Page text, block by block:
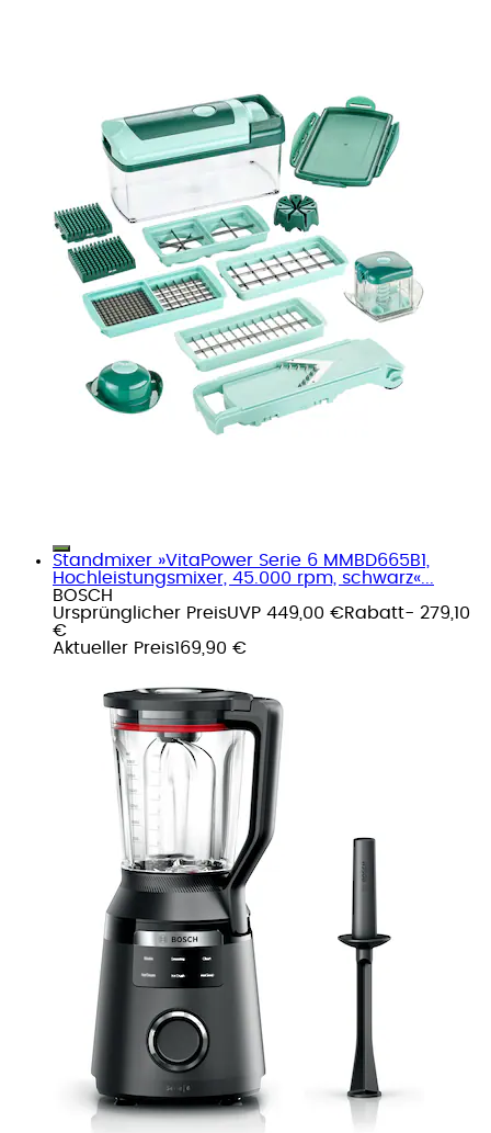
Standmixer »VitaPower Serie 6 MMBD665B1,
Hochleistungsmixer, 45.000 rpm, schwarz«...
BOSCH
Ursprünglicher PreisUVP 449,00 €Rabatt- 279,10
€
Aktueller Preis169,90 €